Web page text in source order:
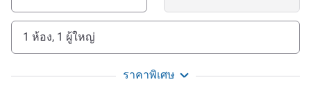
Long Beach ในกัมรานห์ เป็นที่รู้จักในเรื่องทรายเนื้อนุ่มสีขาว
น้ำสีฟ้าเทอร์ควอยซ์ และฉากหลังของภูเขาที่ทอดยาวอย่าง
1 ห้อง, 1 ผู้ใหญ่
ราคาพิเศษ